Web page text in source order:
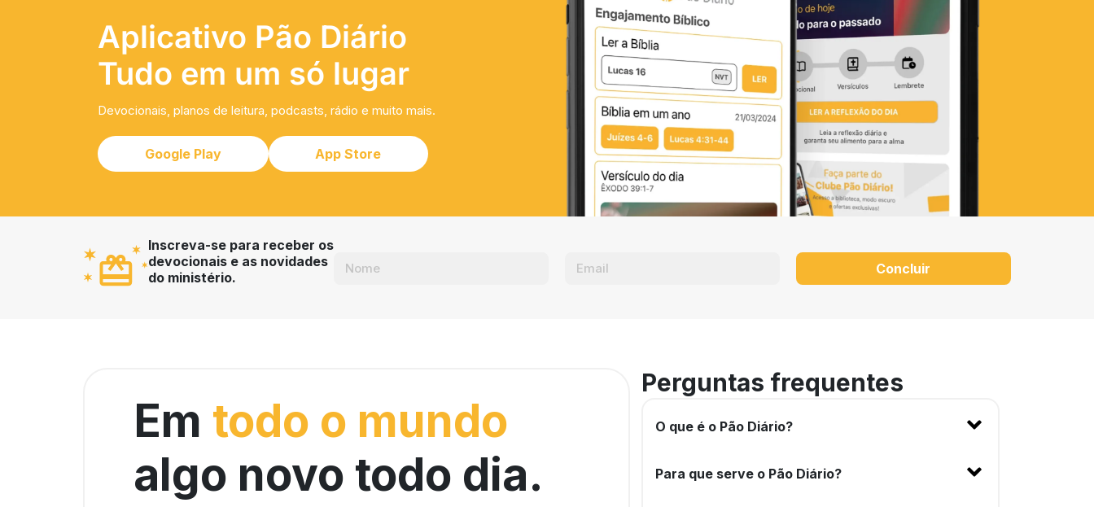
Aplicativo Pão Diário
Tudo em um só lugar
Devocionais, planos de leitura, podcasts, rádio e muito mais.
Google Play App Store
Inscreva-se para receber os
devocionais e as novidades
do ministério.
Concluir
Em todo o mundo
algo novo todo dia.
Perguntas frequentes
O que é o Pão Diário?
Para que serve o Pão Diário?